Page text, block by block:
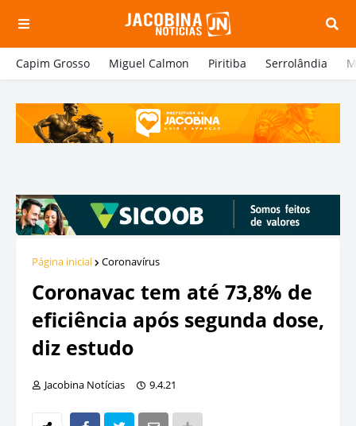
Capim Grosso Miguel Calmon Piritiba Serrolândia
Página inicial Coronavírus
Coronavac tem até 73,8% de
eficiência após segunda dose,
diz estudo
Jacobina Notícias 9.4.21